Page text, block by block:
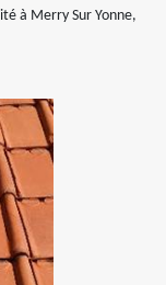
à Merry Sur Yonne,